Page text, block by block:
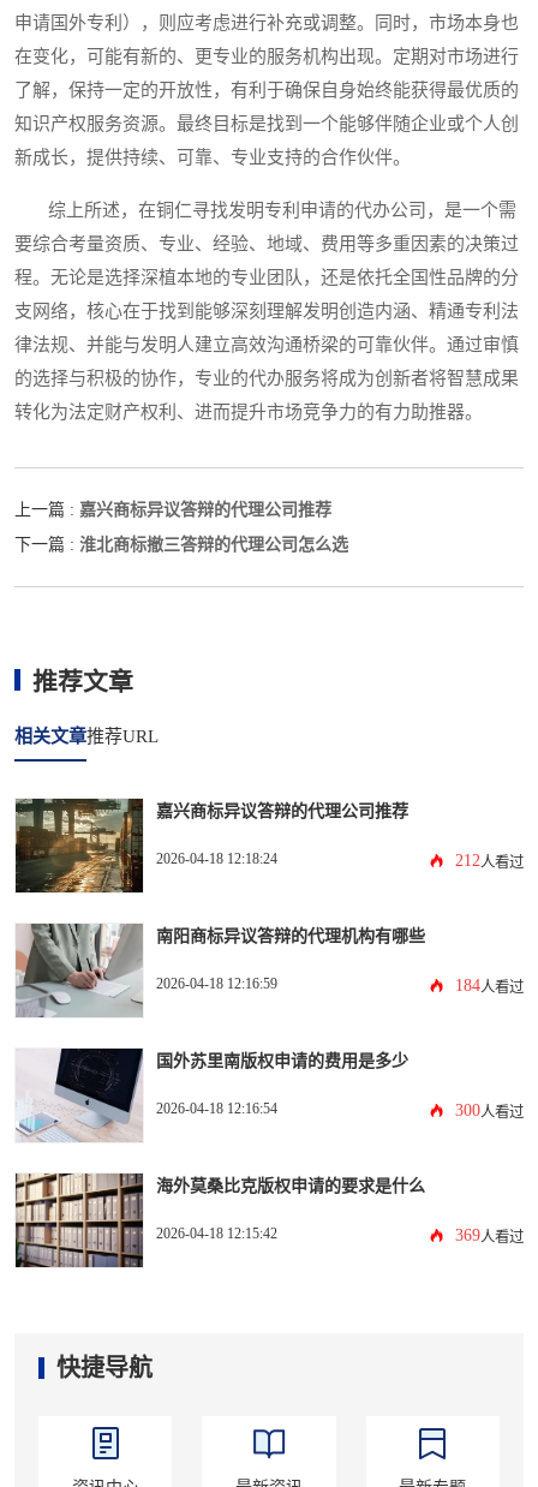
申请国外专利），则应考虑进行补充或调整。同时，市场本身也
在变化，可能有新的、更专业的服务机构出现。定期对市场进行
了解，保持一定的开放性，有利于确保自身始终能获得最优质的
知识产权服务资源。最终目标是找到一个能够伴随企业或个人创
新成长，提供持续、可靠、专业支持的合作伙伴。
综上所述，在铜仁寻找发明专利申请的代办公司，是一个需
要综合考量资质、专业、经验、地域、费用等多重因素的决策过
程。无论是选择深植本地的专业团队，还是依托全国性品牌的分
支网络，核心在于找到能够深刻理解发明创造内涵、精通专利法
律法规、并能与发明人建立高效沟通桥梁的可靠伙伴。通过审慎
的选择与积极的协作，专业的代办服务将成为创新者将智慧成果
转化为法定财产权利、进而提升市场竞争力的有力助推器。
上一篇 : 嘉兴商标异议答辩的代理公司推荐
下一篇 : 淮北商标撤三答辩的代理公司怎么选
推荐文章
相关文章推荐URL
嘉兴商标异议答辩的代理公司推荐
2026-04-18 12:18:24 212 人看过
南阳商标异议答辩的代理机构有哪些
2026-04-18 12:16:59 184人看过
国外苏里南版权申请的费用是多少
2026-04-18 12:16:54 300人看过
海外莫桑比克版权申请的要求是什么
2026-04-18 12:15:42 369人看过
快捷导航